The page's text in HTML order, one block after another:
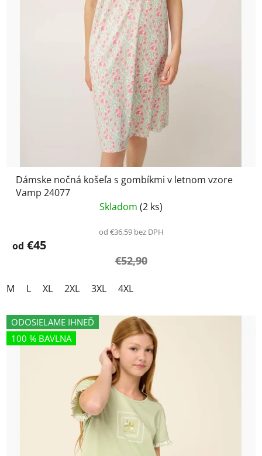
Dámske nočná košeľa s gombíkmi v letnom vzore
Vamp 24077
Skladom (2 ks)
od €36,59 bez DPH
od €45
€52,90
M L XL 2XL 3XL 4XL
ODOSIELAME IHNEĎ
100 % BAVLNA